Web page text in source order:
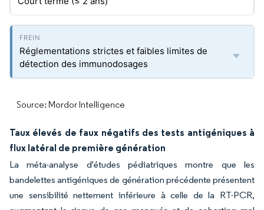
Réglementations strictes et faibles limites de
détection des immunodosages
Source: Mordor Intelligence
Taux élevés de faux négatifs des tests antigéniques à
flux latéral de première génération
La méta-analyse d'études pédiatriques montre que les
bandelettes antigéniques de génération précédente présentent
une sensibilité nettement inférieure à celle de la RT-PCR,